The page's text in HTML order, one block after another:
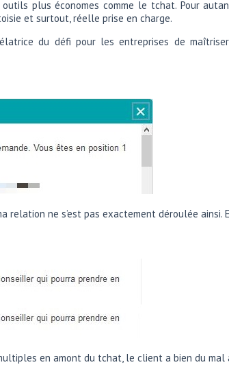
plus économes comme le tchat. Pour
et surtout, réelle prise en charge.
du défi pour les entreprises de
relation ne s’est pas exactement déroulée
en amont du tchat, le client a bien du